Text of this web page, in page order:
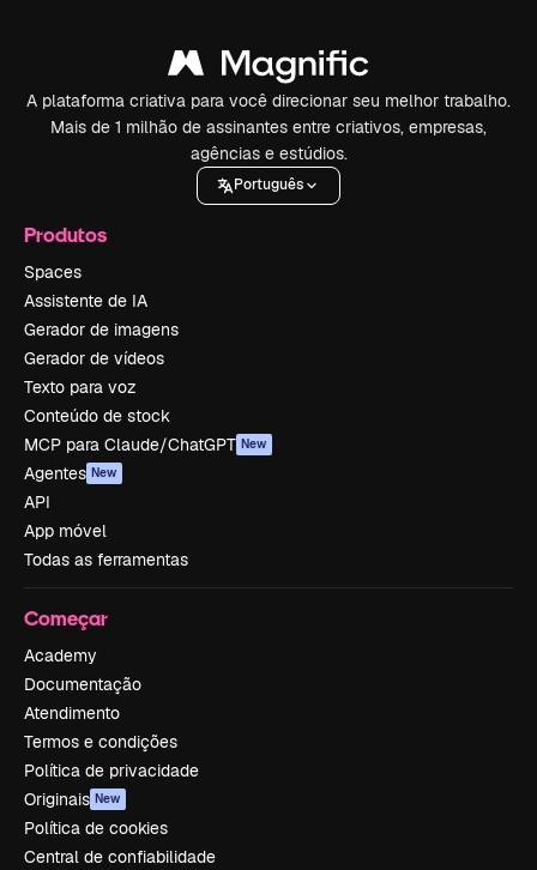
A plataforma criativa para você direcionar seu melhor trabalho.
Mais de 1 milhão de assinantes entre criativos, empresas,
agências e estúdios.
Português
Produtos
Spaces
Assistente de IA
Gerador de imagens
Gerador de vídeos
Texto para voz
Conteúdo de stock
MCP para Claude/ChatGPT New
Agentes New
API
App móvel
Todas as ferramentas
Começar
Academy
Documentação
Atendimento
Termos e condições
Política de privacidade
Originais New
Política de cookies
Central de confiabilidade